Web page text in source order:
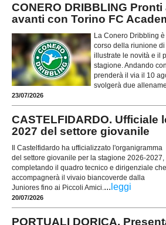
CONERO DRIBBLING
avanti con Torino FC
La Conero Dribbling
corso della riunione
illustrate le novità e il
stagione. Andando
prenderà il via il 10
svolgerà due
23/07/2026
CASTELFIDARDO. Ufficiale
2027 del settore giovanile
Il Castelfidardo ha ufficializzato l'organigramma
del settore giovanile per la stagione 2026-2027,
completando il quadro tecnico e dirigenziale che
accompagnerà il vivaio biancoverde dalla
Juniores fino ai Piccoli Amici.... leggi
20/07/2026
PORTUALI DORICA.